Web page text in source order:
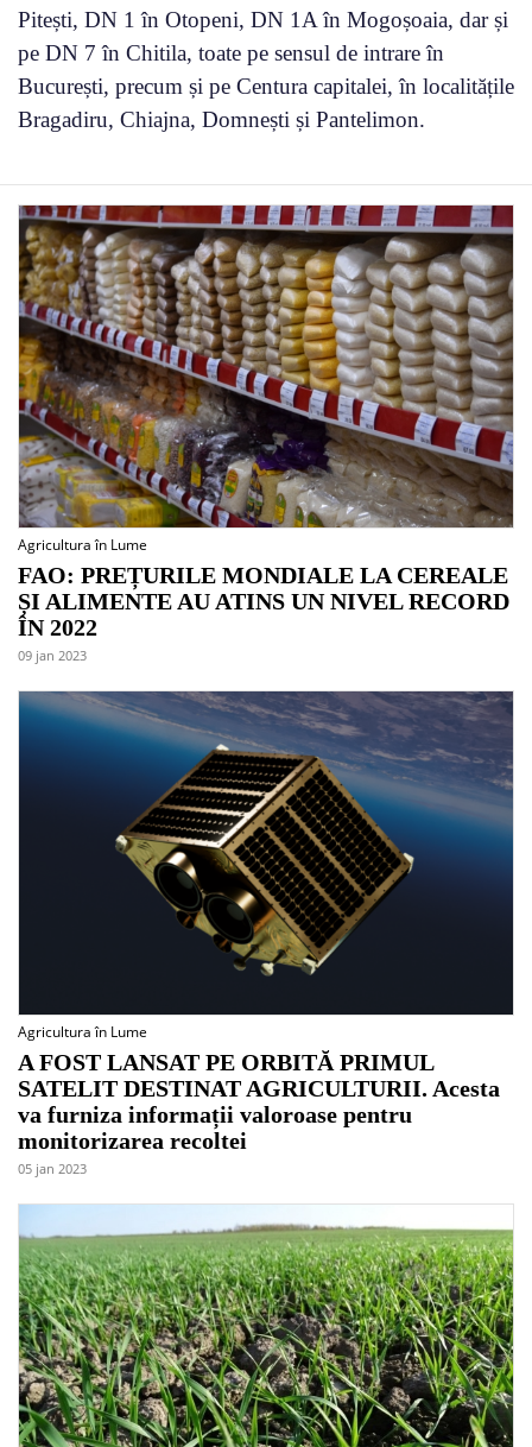
Pitești, DN 1 în Otopeni, DN 1A în Mogoșoaia, dar și
pe DN 7 în Chitila, toate pe sensul de intrare în
București, precum și pe Centura capitalei, în localitățile
Bragadiru, Chiajna, Domnești și Pantelimon.
Agricultura în Lume
FAO: PREȚURILE MONDIALE LA CEREALE
ȘI ALIMENTE AU ATINS UN NIVEL RECORD
ÎN 2022
09 jan 2023
Agricultura în Lume
A FOST LANSAT PE ORBITĂ PRIMUL
SATELIT DESTINAT AGRICULTURII. Acesta
va furniza informații valoroase pentru
monitorizarea recoltei
05 jan 2023